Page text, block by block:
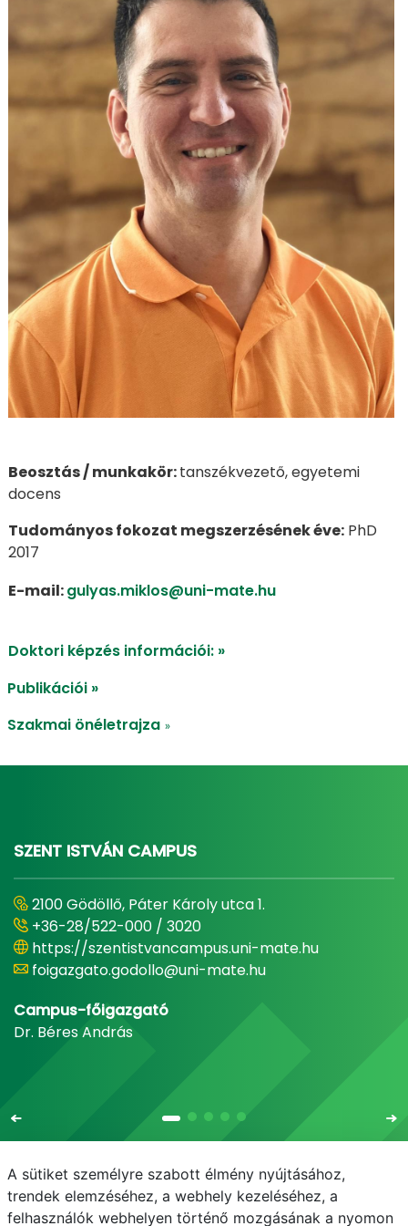
​​​​Beosztás / munkakör:tanszékvezető, egyetemi
docens
Tudományos fokozat megszerzésének éve: PhD
2017
E-mail:gulyas.miklos@uni-mate.hu
Doktori képzés információi: »
Publikációi »
Szakmai önéletrajza »
SZENT ISTVÁN CAMPUS
2100 Gödöllő, Páter Károly utca 1.
+36-28/522-000 / 3020
https://szentistvancampus.uni-mate.hu
foigazgato.godollo@uni-mate.hu
Campus-főigazgató
Dr. Béres András
A sütiket személyre szabott élmény nyújtásához,
trendek elemzéséhez, a webhely kezeléséhez, a
felhasználók webhelyen történő mozgásának a nyomon